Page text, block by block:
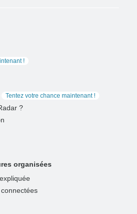
!
Tentez votre chance maintenant !
?
organisées